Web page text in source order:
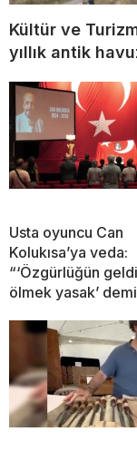
Kültür ve
yıllık antik
Usta oyuncu Can
Kolukısa’ya veda:
“‘Özgürlüğün
ölmek yasak’